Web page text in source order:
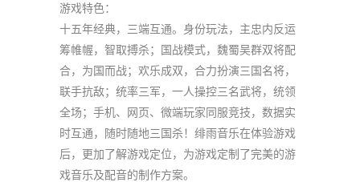
游戏特色：
十五年经典，三端互通。身份玩法，主忠内反运
筹帷幄，智取搏杀；国战模式，魏蜀吴群双将配
合，为国而战；欢乐成双，合力扮演三国名将，
联手抗敌；统率三军，一人操控三名武将，统领
全场；手机、网页、微端玩家同服竞技，数据实
时互通，随时随地三国杀！绯雨音乐在体验游戏
后，更加了解游戏定位，为游戏定制了完美的游
戏音乐及配音的制作方案。